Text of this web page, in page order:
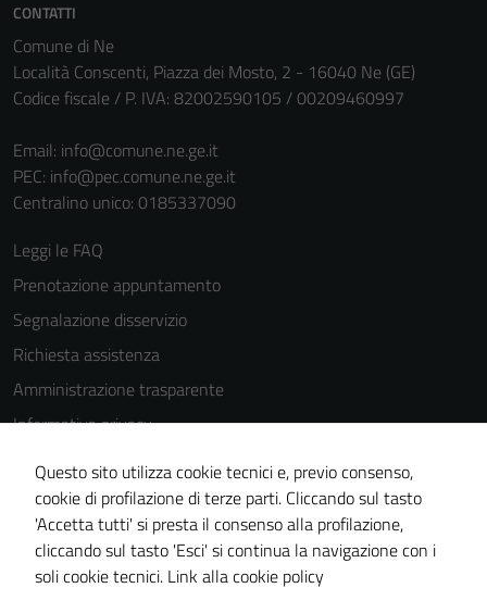
CONTATTI
Comune di Ne
Località Conscenti, Piazza dei Mosto, 2 - 16040 Ne (GE)
Codice fiscale / P. IVA: 82002590105 / 00209460997
Email: info@comune.ne.ge.it
PEC: info@pec.comune.ne.ge.it
Centralino unico: 0185337090
Leggi le FAQ
Prenotazione appuntamento
Segnalazione disservizio
Richiesta assistenza
Amministrazione trasparente
Informativa privacy
Cookie Policy
Note legali
Dichiarazione di accessibilità
Piano di miglioramento del sito
Questo sito utilizza cookie tecnici e, previo consenso,
cookie di profilazione di terze parti. Cliccando sul tasto
'Accetta tutti' si presta il consenso alla profilazione,
cliccando sul tasto 'Esci' si continua la navigazione con i
soli cookie tecnici. Link alla cookie policy